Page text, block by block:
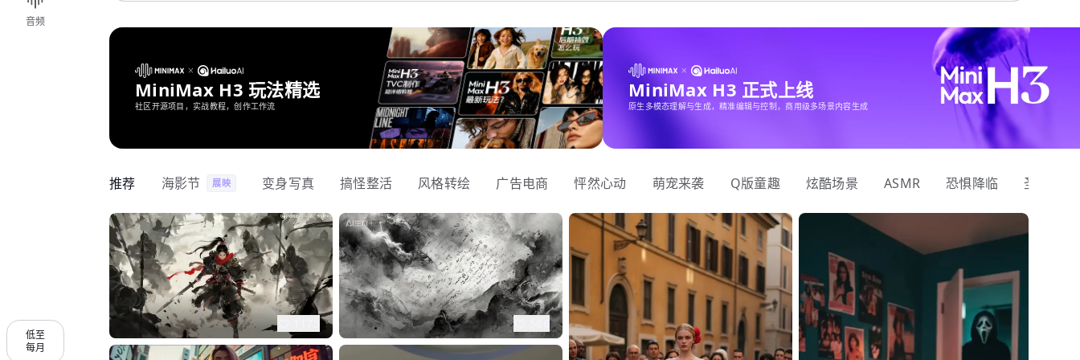
音频
低至
每月
MiniMax H3 玩法精选
社区开源项目，实战教程，创作工作流
MiniMax H3 正式上线
原生多模态理解与生成，精准编辑与控制，商用级多场景内容生成
推荐 海影节 展映 变身写真 搞怪整活 风格转绘 广告电商 怦然心动 萌宠来袭 Q版童趣 炫酷场景 ASMR 恐惧降临 圣诞狂欢